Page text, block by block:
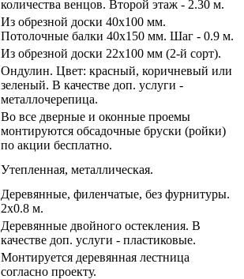
количества венцов. Второй этаж - 2.30 м.
Из обрезной доски 40х100 мм.
Потолочные балки 40х150 мм. Шаг - 0.9 м.
Из обрезной доски 22х100 мм (2-й сорт).
Ондулин. Цвет: красный, коричневый или
зеленый. В качестве доп. услуги -
металлочерепица.
Во все дверные и оконные проемы
монтируются обсадочные бруски (ройки)
по акции бесплатно.
Утепленная, металлическая.
Деревянные, филенчатые, без фурнитуры.
2х0.8 м.
Деревянные двойного остекления. В
качестве доп. услуги - пластиковые.
Монтируется деревянная лестница
согласно проекту.